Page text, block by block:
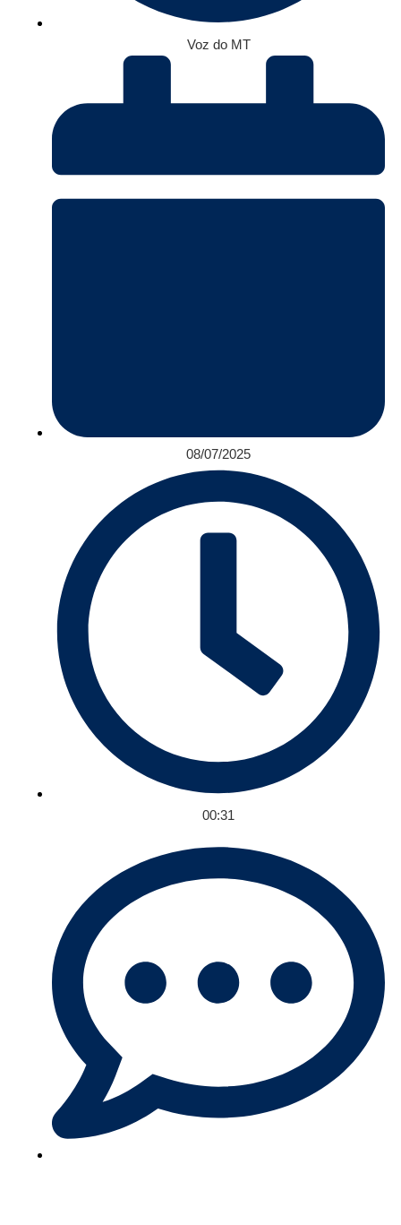
Voz do MT
08/07/2025
00:31